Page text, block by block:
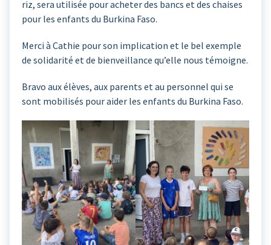
riz, sera utilisée pour acheter des bancs et des chaises
pour les enfants du Burkina Faso.
Merci à Cathie pour son implication et le bel exemple
de solidarité et de bienveillance qu’elle nous témoigne.
Bravo aux élèves, aux parents et au personnel qui se
sont mobilisés pour aider les enfants du Burkina Faso.